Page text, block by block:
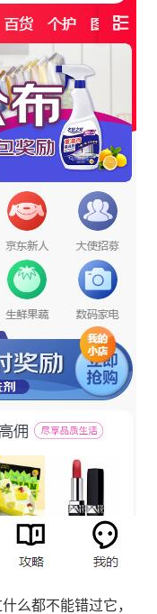
么都不能错过它，